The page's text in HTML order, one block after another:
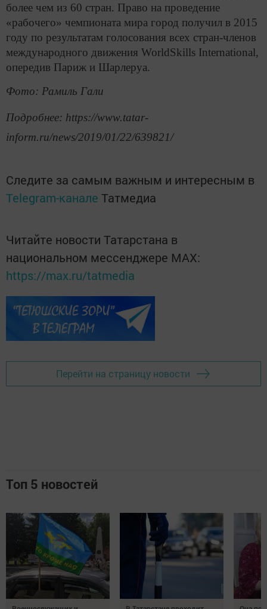
более чем из 60 стран. Право на проведение
«рабочего» чемпионата мира город получил в 2015
году по результатам голосования всех стран-членов
международного движения WorldSkills International,
опередив Париж и Шарлеруа.
Фото: Рамиль Гали
Подробнее: https://www.tatar-
inform.ru/news/2019/01/22/639821/
Следите за самым важным и интересным в
Telegram-канале Татмедиа
Читайте новости Татарстана в
национальном мессенджере MАХ:
https://max.ru/tatmedia
Перейти на страницу новости
Топ 5 новостей